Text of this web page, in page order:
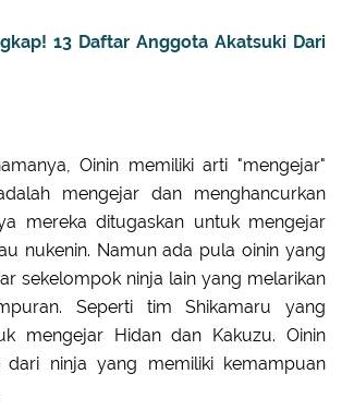
13 Daftar Anggota Akatsuki Dari
Oinin memiliki arti "mengejar"
mengejar dan menghancurkan
mereka ditugaskan untuk mengejar
nukenin. Namun ada pula oinin yang
sekelompok ninja lain yang melarikan
Seperti tim Shikamaru yang
mengejar Hidan dan Kakuzu. Oinin
dari ninja yang memiliki kemampuan